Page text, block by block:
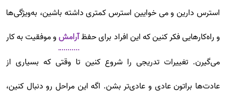
استرس دارین و می خوایین استرس کمتری داشته باشین، به‌ویژگی‌ها
و راه‌کارهایی فکر کنین که این افراد برای حفظآرامشو موفقیت به کار
می‌گیرن. تغییرات تدریجی را شروع کنین تا وقتی که بسیاری از
عادت‌ها براتون عادی و عادی‌تر بشن. اگه این مراحل رو دنبال کنین،